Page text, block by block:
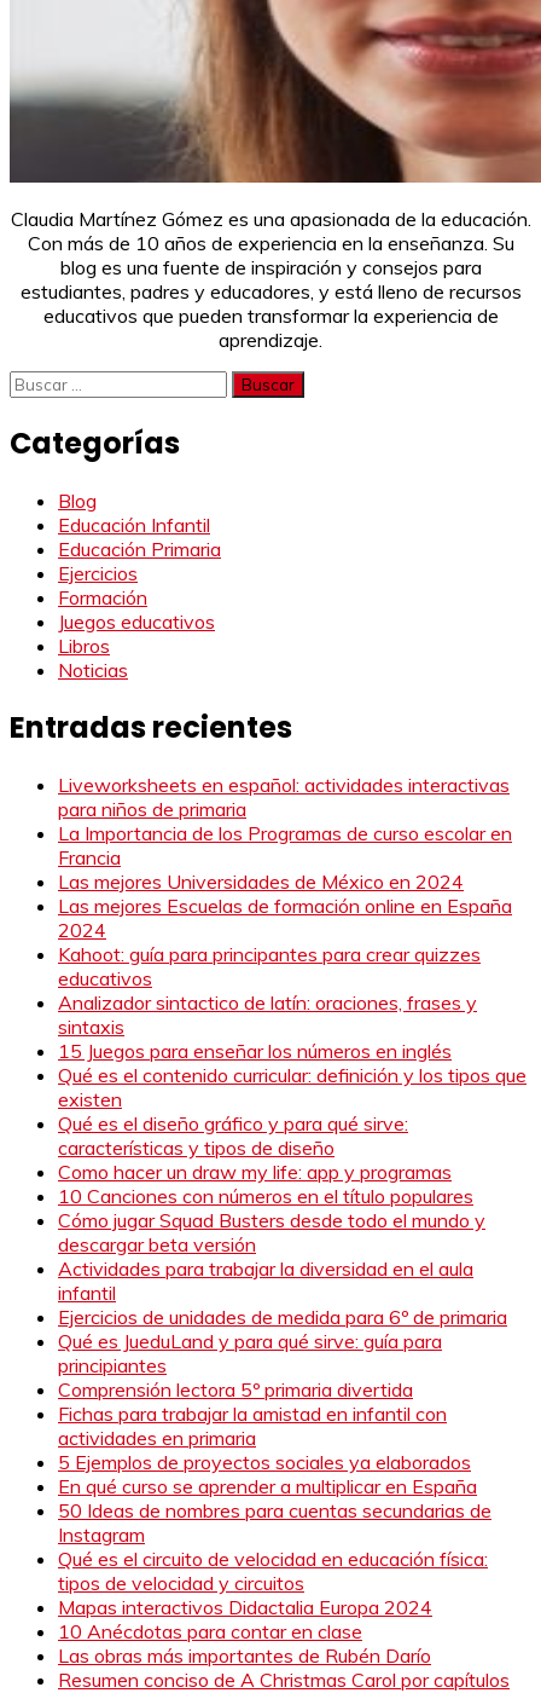
Claudia Martínez Gómez es una apasionada de la educación.
Con más de 10 años de experiencia en la enseñanza. Su
blog es una fuente de inspiración y consejos para
estudiantes, padres y educadores, y está lleno de recursos
educativos que pueden transformar la experiencia de
aprendizaje.
Buscar:
Categorías
Blog
Educación Infantil
Educación Primaria
Ejercicios
Formación
Juegos educativos
Libros
Noticias
Entradas recientes
Liveworksheets en español: actividades interactivas
para niños de primaria
La Importancia de los Programas de curso escolar en
Francia
Las mejores Universidades de México en 2024
Las mejores Escuelas de formación online en España
2024
Kahoot: guía para principantes para crear quizzes
educativos
Analizador sintactico de latín: oraciones, frases y
sintaxis
15 Juegos para enseñar los números en inglés
Qué es el contenido curricular: definición y los tipos que
existen
Qué es el diseño gráfico y para qué sirve:
características y tipos de diseño
Como hacer un draw my life: app y programas
10 Canciones con números en el título populares
Cómo jugar Squad Busters desde todo el mundo y
descargar beta versión
Actividades para trabajar la diversidad en el aula
infantil
Ejercicios de unidades de medida para 6º de primaria
Qué es JueduLand y para qué sirve: guía para
principiantes
Comprensión lectora 5º primaria divertida
Fichas para trabajar la amistad en infantil con
actividades en primaria
5 Ejemplos de proyectos sociales ya elaborados
En qué curso se aprender a multiplicar en España
50 Ideas de nombres para cuentas secundarias de
Instagram
Qué es el circuito de velocidad en educación física:
tipos de velocidad y circuitos
Mapas interactivos Didactalia Europa 2024
10 Anécdotas para contar en clase
Las obras más importantes de Rubén Darío
Resumen conciso de A Christmas Carol por capítulos